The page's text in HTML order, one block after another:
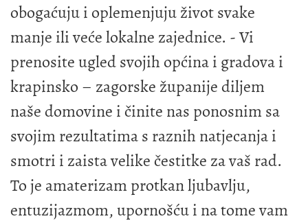
obogaćuju i oplemenjuju život svake
manje ili veće lokalne zajednice. - Vi
prenosite ugled svojih općina i gradova i
krapinsko – zagorske županije diljem
naše domovine i činite nas ponosnim sa
svojim rezultatima s raznih natjecanja i
smotri i zaista velike čestitke za vaš rad.
To je amaterizam protkan ljubavlju,
entuzijazmom, upornošću i na tome vam